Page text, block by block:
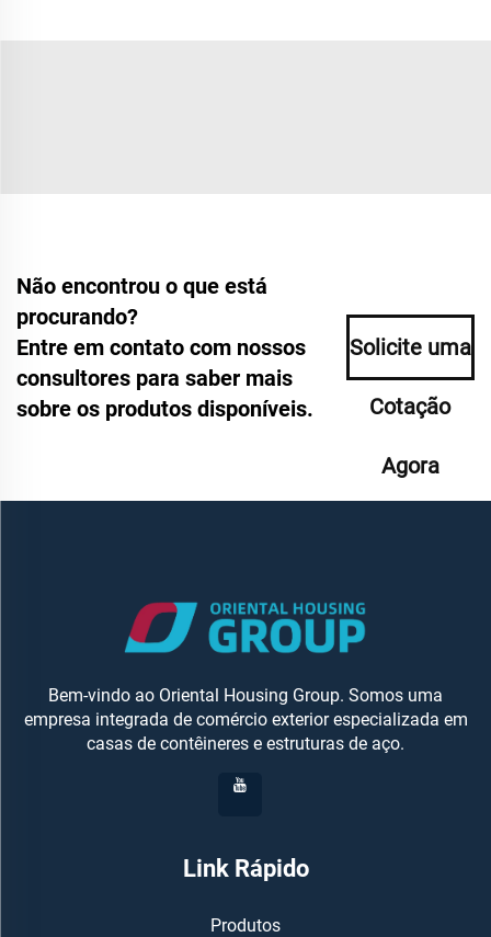
Não encontrou o que está
procurando?
Entre em contato com nossos
consultores para saber mais
sobre os produtos disponíveis.
Solicite uma
Cotação
Agora
Bem-vindo ao Oriental Housing Group. Somos uma
empresa integrada de comércio exterior especializada em
casas de contêineres e estruturas de aço.
Link Rápido
Produtos